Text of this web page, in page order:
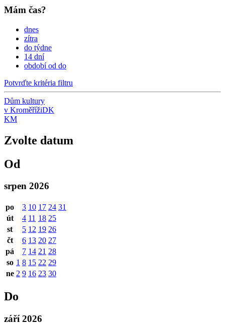
Mám čas?
dnes
zítra
do týdne
14 dní
období od do
Potvrďte kritéria filtru
Dům kultury
v KroměřížiDK
KM
Zvolte datum
Od
srpen 2026
po 3 10 17 24 31
út
4 11 18 25
st
5 12 19 26
čt
6 13 20 27
pá
7 14 21 28
so 1 8 15 22 29
ne 2 9 16 23 30
Do
září 2026